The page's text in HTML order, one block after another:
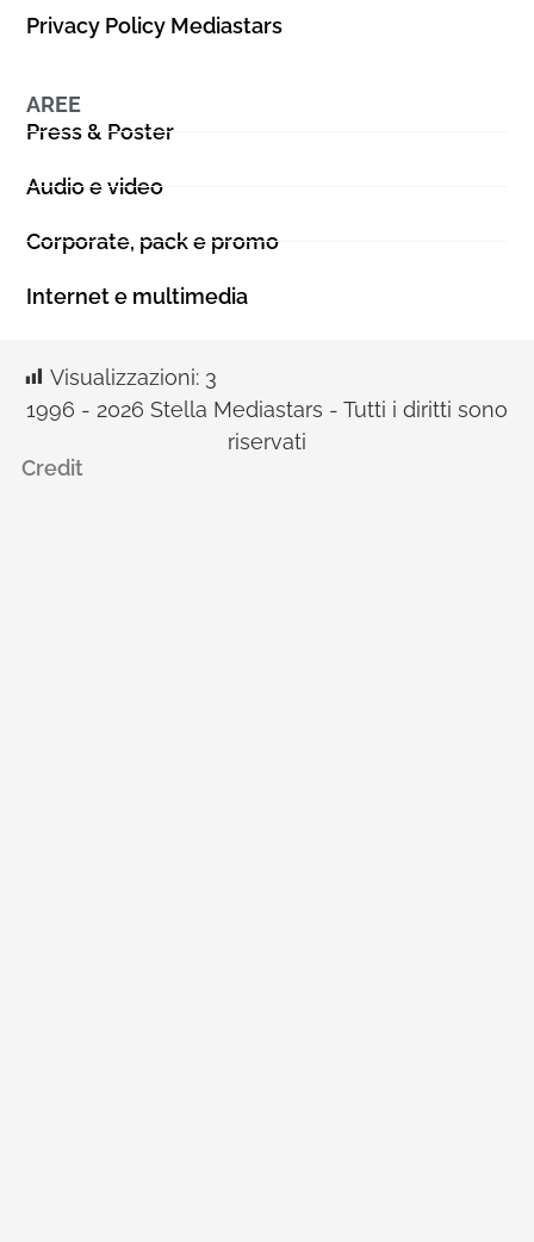
Privacy Policy Mediastars
AREE
Press & Poster
Audio e video
Corporate, pack e promo
Internet e multimedia
Visualizzazioni: 3
1996 - 2026 Stella Mediastars - Tutti i diritti sono
riservati
Credit